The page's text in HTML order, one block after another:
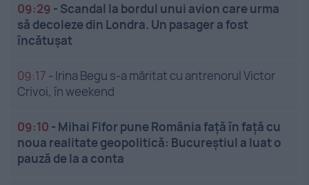
09:29 - Scandal la bordul unui avion care urma
să decoleze din Londra. Un pasager a fost
încătușat
09:17 - Irina Begu s-a măritat cu antrenorul Victor
Crivoi, în weekend
09:10 - Mihai Fifor pune România față în față cu
noua realitate geopolitică: Bucureștiul a luat o
pauză de la a conta